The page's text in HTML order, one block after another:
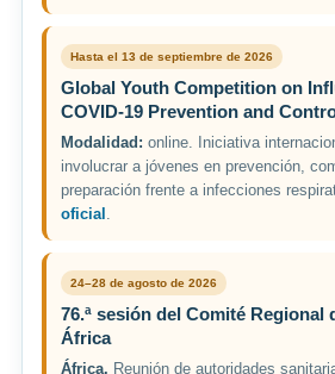
Hasta el 13 de septiembre de 2026
Global Youth Competition on
COVID-19 Prevention and
Modalidad: online. Iniciativa
involucrar a jóvenes en prevención,
preparación frente a infecciones
oficial .
24–28 de agosto de 2026
76.ª sesión del Comité Regional
África
África. Reunión de autoridades